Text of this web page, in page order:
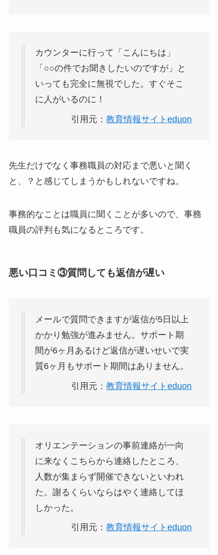
カウンターに行って「こんにちは」
「○○の件でお聞きしたいのですが」と
いっても完全に無視でした。すぐそこ
に人がいるのに！
引用元：教育情報サイトeduon
先生だけでなく事務職員の対応まで悪いと聞く
と、？と感じてしまうかもしれないですね。
事務的なことは職員に聞くことが多いので、事務
職員の評判も気になるところです。
悪い口コミ③質問しても返信が遅い
メールで質問できますが返信が5日以上
かかり勉強が進みません。サポート期
間が6ヶ月あるけど返信が遅いせいで実
質6ヶ月もサポート期間はありません。
引用元：教育情報サイトeduon
オリエンテーションの事前連絡が一向
に来なくこちらから連絡したところ、
人数が集まらず開催できないといわれ
た。謝るくらいならはやく連絡してほ
しかった。
引用元：教育情報サイトeduon